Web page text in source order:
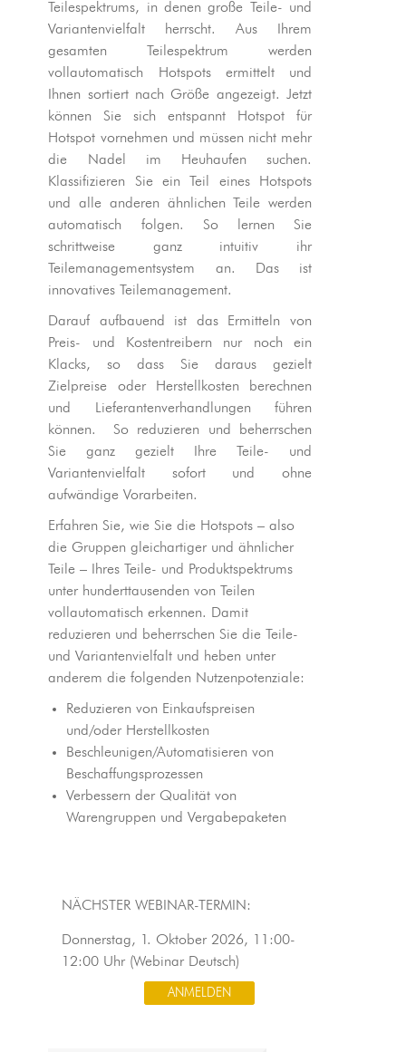
Teilespektrums, in denen große Teile- und
Variantenvielfalt herrscht. Aus Ihrem
gesamten Teilespektrum werden
vollautomatisch Hotspots ermittelt und
Ihnen sortiert nach Größe angezeigt. Jetzt
können Sie sich entspannt Hotspot für
Hotspot vornehmen und müssen nicht mehr
die Nadel im Heuhaufen suchen.
Klassifizieren Sie ein Teil eines Hotspots
und alle anderen ähnlichen Teile werden
automatisch folgen. So lernen Sie
schrittweise ganz intuitiv ihr
Teilemanagementsystem an. Das ist
innovatives Teilemanagement.
Darauf aufbauend ist das Ermitteln von
Preis- und Kostentreibern nur noch ein
Klacks, so dass Sie daraus gezielt
Zielpreise oder Herstellkosten berechnen
und Lieferantenverhandlungen führen
können. So reduzieren und beherrschen
Sie ganz gezielt Ihre Teile- und
Variantenvielfalt sofort und ohne
aufwändige Vorarbeiten.
Erfahren Sie, wie Sie die Hotspots – also
die Gruppen gleichartiger und ähnlicher
Teile – Ihres Teile- und Produktspektrums
unter hunderttausenden von Teilen
vollautomatisch erkennen. Damit
reduzieren und beherrschen Sie die Teile-
und Variantenvielfalt und heben unter
anderem die folgenden Nutzenpotenziale:
Reduzieren von Einkaufspreisen
und/oder Herstellkosten
Beschleunigen/Automatisieren von
Beschaffungsprozessen
Verbessern der Qualität von
Warengruppen und Vergabepaketen
NÄCHSTER WEBINAR-TERMIN:
Donnerstag, 1. Oktober 2026, 11:00-
12:00 Uhr (Webinar Deutsch)
ANMELDEN